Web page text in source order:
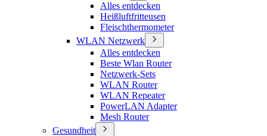
Alles entdecken
Heißluftfritteusen
Fleischthermometer
WLAN Netzwerk
Alles entdecken
Beste Wlan Router
Netzwerk-Sets
WLAN Router
WLAN Repeater
PowerLAN Adapter
Mesh Router
Gesundheit